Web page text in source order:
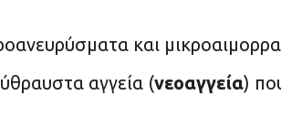
και
αγγεία (νεοαγγεία)